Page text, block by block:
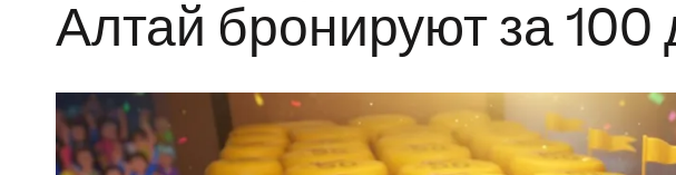
Алтай бронируют за 100